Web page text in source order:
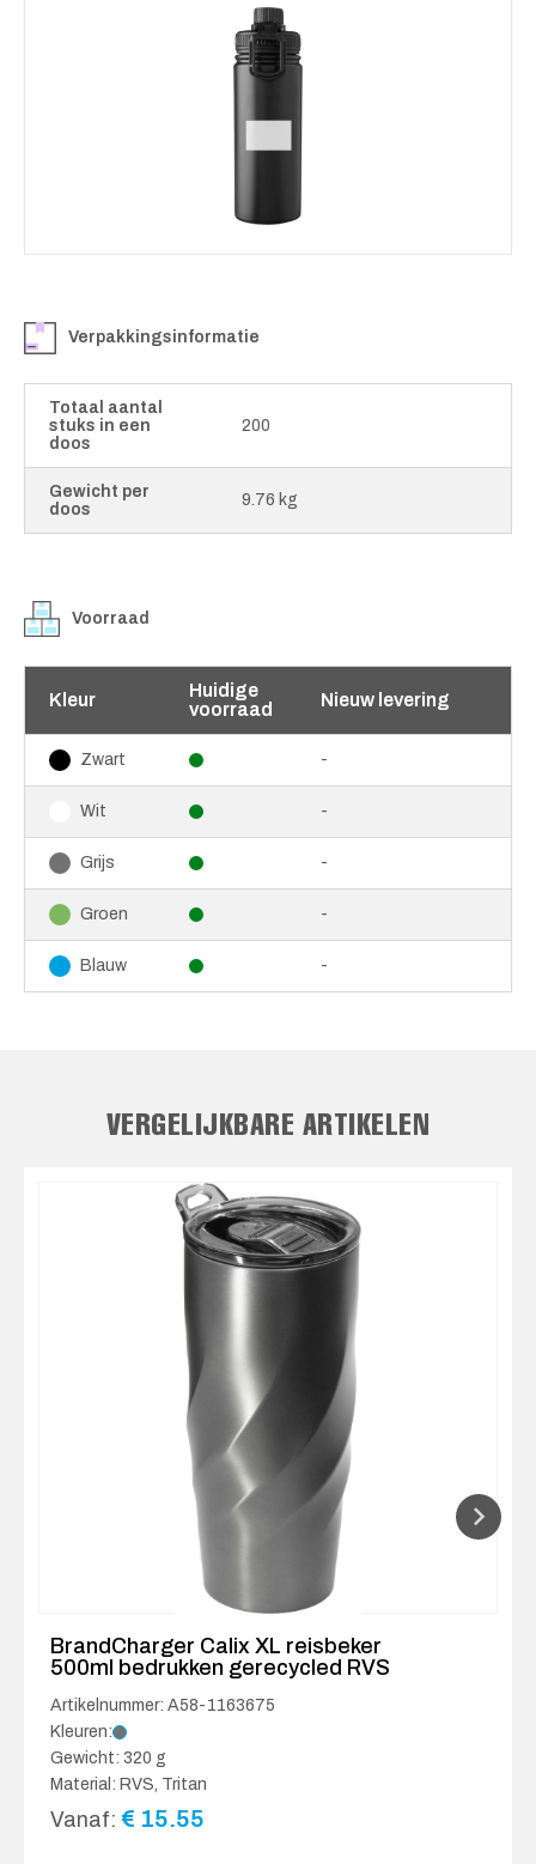
Verpakkingsinformatie
Totaal aantal
stuks in een
doos
200
Gewicht per
doos
9.76 kg
Voorraad
Kleur
Huidige
voorraad
Nieuw levering
Zwart -
Wit -
Grijs -
Groen -
Blauw -
VERGELIJKBARE ARTIKELEN
BrandCharger Calix XL reisbeker
500ml bedrukken gerecycled RVS
Artikelnummer: A58-1163675
Kleuren:
Gewicht: 320 g
Material: RVS, Tritan
Vanaf: € 15.55